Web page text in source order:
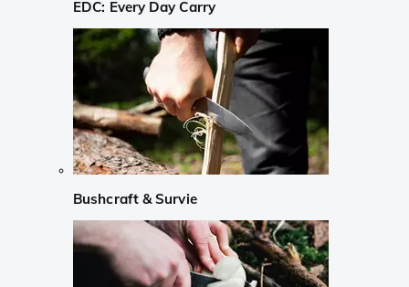
EDC: Every Day Carry
Bushcraft & Survie